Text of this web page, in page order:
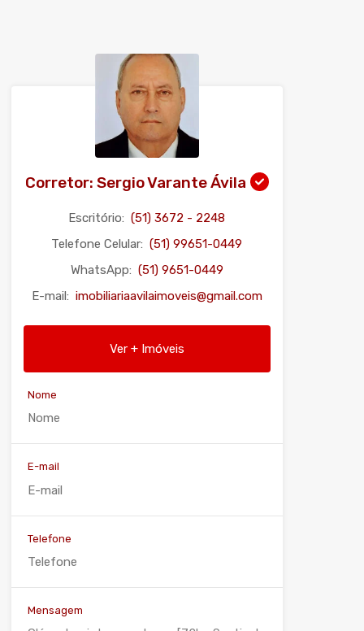
Corretor: Sergio Varante Ávila
Escritório: (51) 3672 - 2248
Telefone Celular: (51) 99651-0449
WhatsApp: (51) 9651-0449
E-mail: imobiliariaavilaimoveis@gmail.com
Ver + Imóveis
Nome
E-mail
Telefone
Mensagem